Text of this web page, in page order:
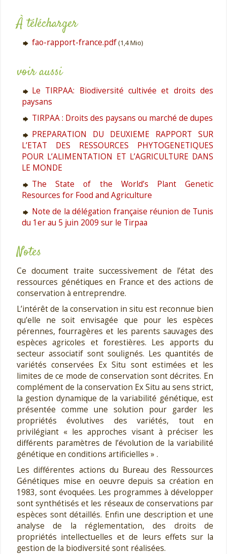
À télécharger
fao-rapport-france.pdf(1,4 Mio)
voir aussi
Le TIRPAA: Biodiversité cultivée et droits des
paysans
TIRPAA : Droits des paysans ou marché de dupes
PREPARATION DU DEUXIEME RAPPORT SUR
L’ETAT DES RESSOURCES PHYTOGENETIQUES
POUR L’ALIMENTATION ET L’AGRICULTURE DANS
LE MONDE
The State of the World’s Plant Genetic
Resources for Food and Agriculture
Note de la délégation française réunion de Tunis
du 1er au 5 juin 2009 sur le Tirpaa
Notes
Ce document traite successivement de l’état des
ressources génétiques en France et des actions de
conservation à entreprendre.
L’intérêt de la conservation in situ est reconnue bien
qu’elle ne soit envisagée que pour les espèces
pérennes, fourragères et les parents sauvages des
espèces agricoles et forestières. Les apports du
secteur associatif sont soulignés. Les quantités de
variétés conservées Ex Situ sont estimées et les
limites de ce mode de conservation sont décrites. En
complément de la conservation Ex Situ au sens strict,
la gestion dynamique de la variabilité génétique, est
présentée comme une solution pour garder les
propriétés évolutives des variétés, tout en
privilégiant « les approches visant à préciser les
différents paramètres de l’évolution de la variabilité
génétique en conditions artificielles » .
Les différentes actions du Bureau des Ressources
Génétiques mise en oeuvre depuis sa création en
1983, sont évoquées. Les programmes à développer
sont synthétisés et les réseaux de conservations par
espèces sont détaillés. Enfin une description et une
analyse de la réglementation, des droits de
propriétés intellectuelles et de leurs effets sur la
gestion de la biodiversité sont réalisées.